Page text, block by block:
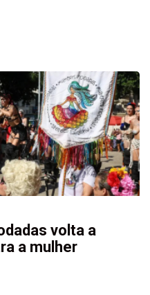
volta a
a mulher